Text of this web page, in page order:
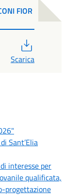
FIOR
Scarica
Sant’Elia
interesse per
qualificata,
progettazione